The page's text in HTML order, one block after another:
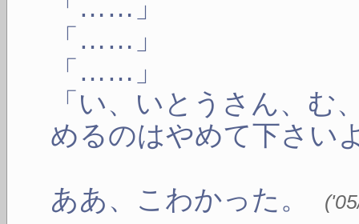
「……」
「……」
「……」
「い、いとうさん、む
めるのはやめて下さい
ああ、こわかった。 (